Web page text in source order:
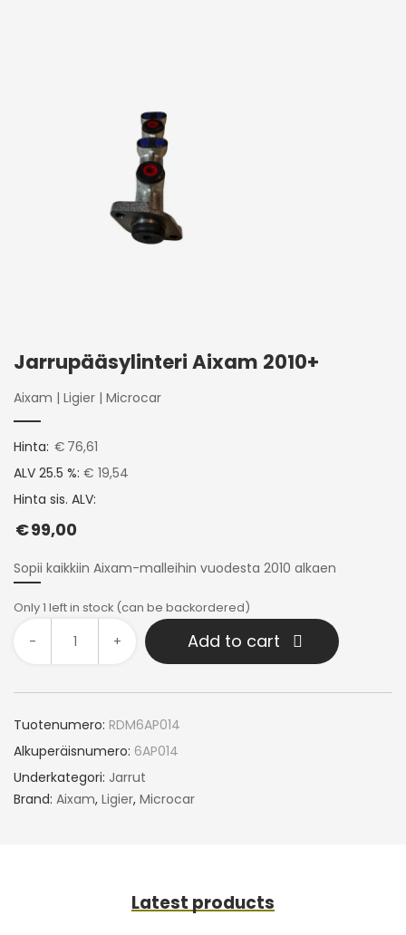
Jarrupääsylinteri Aixam 2010+
Aixam | Ligier | Microcar
Hinta: € 76,61
ALV 25.5 %: € 19,54
Hinta sis. ALV:
€99,00
Sopii kaikkiin Aixam-malleihin vuodesta 2010 alkaen
Only 1 left in stock (can be backordered)
- + Add to cart
Tuotenumero: RDM6AP014
Alkuperäisnumero: 6AP014
Underkategori: Jarrut
Brand: Aixam, Ligier, Microcar
Latest products